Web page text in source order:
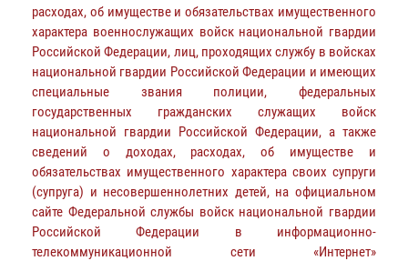
расходах, об имуществе и обязательствах имущественного
характера военнослужащих войск национальной гвардии
Российской Федерации, лиц, проходящих службу в войсках
национальной гвардии Российской Федерации и имеющих
специальные звания полиции, федеральных
государственных гражданских служащих войск
национальной гвардии Российской Федерации, а также
сведений о доходах, расходах, об имуществе и
обязательствах имущественного характера своих супруги
(супруга) и несовершеннолетних детей, на официальном
сайте Федеральной службы войск национальной гвардии
Российской Федерации в информационно-
телекоммуникационной сети «Интернет»